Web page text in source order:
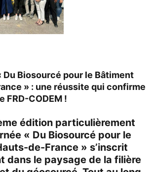
Du Biosourcé pour le Bâtiment
» : une réussite qui confirme
FRD-CODEM !
édition particulièrement
« Du Biosourcé pour le
de-France » s’inscrit
dans le paysage de la filière